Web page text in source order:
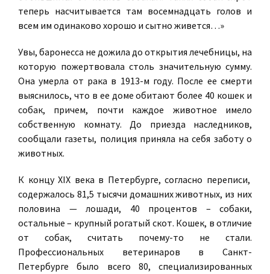
теперь насчитывается там восемнадцать голов и
всем им одинаково хорошо и сытно живется…»
Увы, баронесса не дожила до открытия лечебницы, на
которую пожертвовала столь значительную сумму.
Она умерла от рака в 1913-м году. После ее смерти
выяснилось, что в ее доме обитают более 40 кошек и
собак, причем, почти каждое животное имело
собственную комнату. До приезда наследников,
сообщали газеты, полиция приняла на себя заботу о
животных.
К концу XIX века в Петербурге, согласно переписи,
содержалось 81,5 тысячи домашних животных, из них
половина — лошади, 40 процентов – собаки,
остальные – крупный рогатый скот. Кошек, в отличие
от собак, считать почему-то не стали.
Профессиональных ветеринаров в Санкт-
Петербурге было всего 80, специализированных